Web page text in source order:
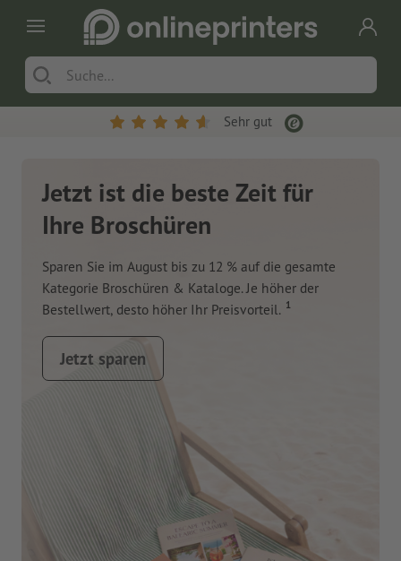
Sehr gut
Jetzt ist die beste Zeit für
Ihre Broschüren
Sparen Sie im August bis zu 12 % auf die gesamte
Kategorie Broschüren & Kataloge. Je höher der
Bestellwert, desto höher Ihr Preisvorteil. 1
Jetzt sparen